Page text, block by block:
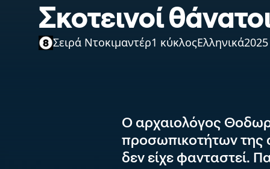
Σκοτεινοί
Σειρά Ντοκιμαντέρ1 κύκλοςΕλληνικά2025
Ο αρχαιολόγος
προσωπικοτήτων της
δεν είχε φανταστεί.